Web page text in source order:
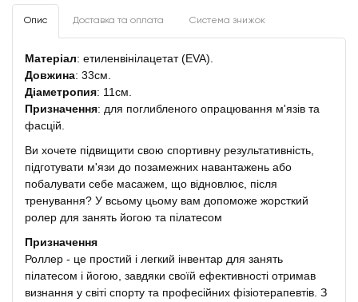
Опис Доставка та оплата Система знижок
Матеріал: етиленвінілацетат (EVA).
Довжина: 33см.
Діаметропия: 11см.
Призначення: для поглибленого опрацювання м'язів та
фасцій.
Ви хочете підвищити свою спортивну результативність,
підготувати м'язи до позамежних навантажень або
побалувати себе масажем, що відновлює, після
тренування? У всьому цьому вам допоможе жорсткий
ролер для занять йогою та пілатесом
Призначення
Роллер - це простий і легкий інвентар для занять
пілатесом і йогою, завдяки своїй ефективності отримав
визнання у світі спорту та професійних фізіотерапевтів. З